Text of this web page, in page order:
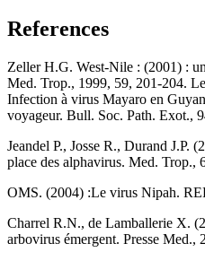
References
Zeller H.G. West-Nile : (2001) :
Med. Trop., 1999, 59, 201-204.
Infection à virus Mayaro en
voyageur. Bull. Soc. Path. Exot.,
Jeandel P., Josse R., Durand J.P.
place des alphavirus. Med. Trop.,
OMS. (2004) :Le virus Nipah.
Charrel R.N., de Lamballerie X.
arbovirus émergent. Presse Med.,